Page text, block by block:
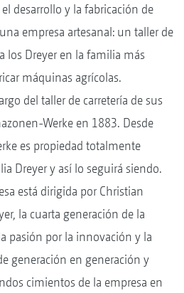
desarrollo y la fabricación de
empresa artesanal: un taller de
los Dreyer en la familia más
máquinas agrícolas.
del taller de carretería de sus
Werke en 1883. Desde
es propiedad totalmente
Dreyer y así lo seguirá siendo.
está dirigida por Christian
la cuarta generación de la
pasión por la innovación y la
generación en generación y
cimientos de la empresa en